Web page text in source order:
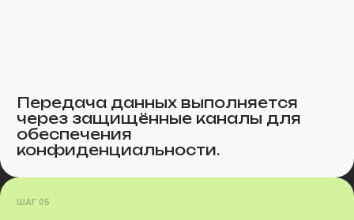
Передача данных выполняется
через защищённые каналы для
обеспечения
конфиденциальности.
ШАГ 05